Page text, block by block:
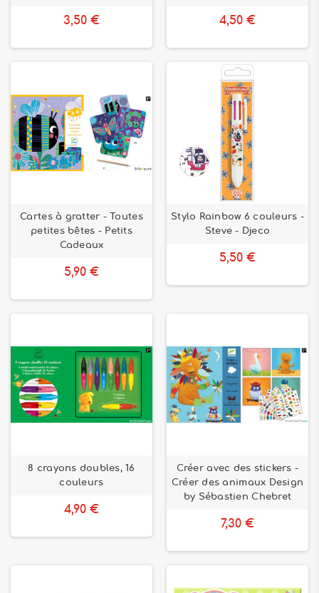
3,50 € 4,50 €
Cartes à gratter - Toutes
petites bêtes - Petits
Cadeaux
5,90 €
Stylo Rainbow 6 couleurs -
Steve - Djeco
5,50 €
8 crayons doubles, 16
couleurs
4,90 €
Créer avec des stickers -
Créer des animaux Design
by Sébastien Chebret
7,30 €